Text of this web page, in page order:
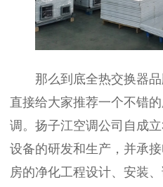
那么到底全热交换器
直接给大家推荐一个不错
调。扬子江空调公司自成
设备的研发和生产，并承
房的净化工程设计、安装